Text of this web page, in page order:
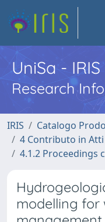
UniSa - IRIS
Research
IRIS
Catalogo
4 Contributo in
4.1.2 Proceedings
modelling for